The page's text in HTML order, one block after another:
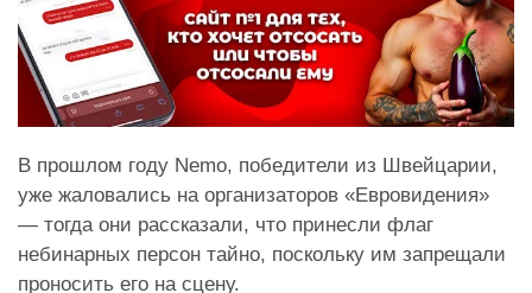
В прошлом году Nemo, победители из Швейцарии,
уже жаловались на организаторов «Евровидения»
— тогда они рассказали, что принесли флаг
небинарных персон тайно, поскольку им запрещали
проносить его на сцену.